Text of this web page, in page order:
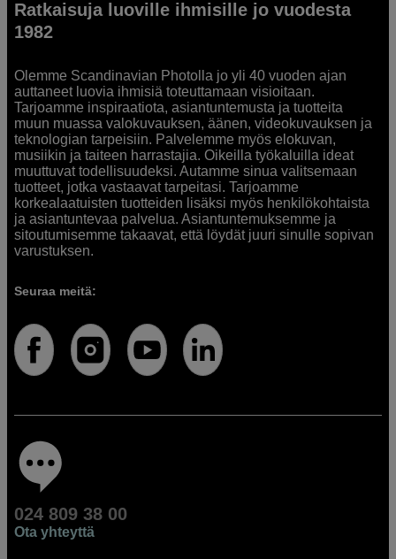
Ratkaisuja luoville ihmisille jo vuodesta
1982
Olemme Scandinavian Photolla jo yli 40 vuoden ajan
auttaneet luovia ihmisiä toteuttamaan visioitaan.
Tarjoamme inspiraatiota, asiantuntemusta ja tuotteita
muun muassa valokuvauksen, äänen, videokuvauksen ja
teknologian tarpeisiin. Palvelemme myös elokuvan,
musiikin ja taiteen harrastajia. Oikeilla työkaluilla ideat
muuttuvat todellisuudeksi. Autamme sinua valitsemaan
tuotteet, jotka vastaavat tarpeitasi. Tarjoamme
korkealaatuisten tuotteiden lisäksi myös henkilökohtaista
ja asiantuntevaa palvelua. Asiantuntemuksemme ja
sitoutumisemme takaavat, että löydät juuri sinulle sopivan
varustuksen.
Seuraa meitä:
024 809 38 00
Ota yhteyttä